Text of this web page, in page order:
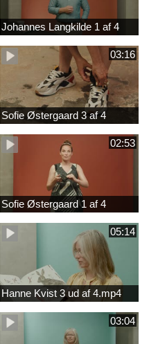
Johannes Langkilde 1 af 4
03:16
Sofie Østergaard 3 af 4
02:53
Sofie Østergaard 1 af 4
05:14
Hanne Kvist 3 ud af 4.mp4
03:04